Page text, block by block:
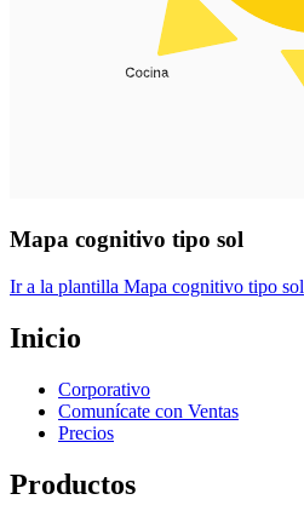
Mapa cognitivo tipo sol
Ir a la plantilla Mapa cognitivo tipo sol
Inicio
Corporativo
Comunícate con Ventas
Precios
Productos